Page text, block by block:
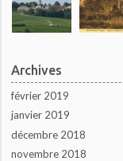
Archives
février 2019
janvier 2019
décembre 2018
novembre 2018